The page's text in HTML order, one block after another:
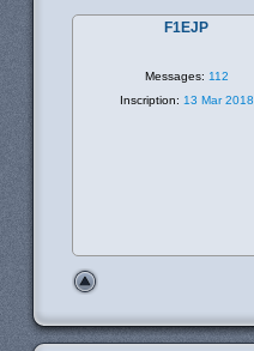
F1EJP
Messages: 112
Inscription: 13 Mar 2018